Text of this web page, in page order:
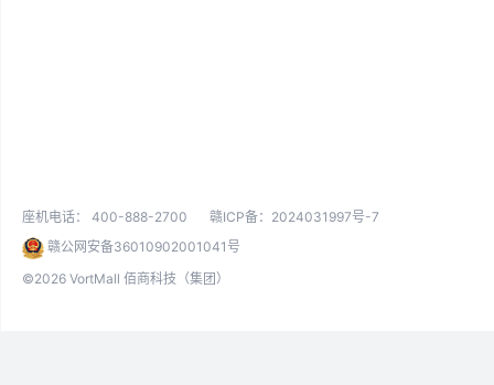
座机电话： 400-888-2700
赣ICP备：2024031997号-7
赣公网安备36010902001041号
©2026 VortMall 佰商科技（集团）